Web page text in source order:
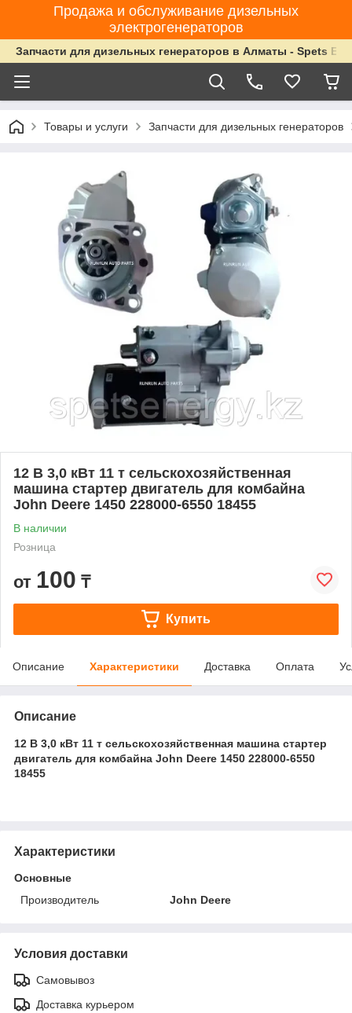
Продажа и обслуживание дизельных
электрогенераторов
Запчасти для дизельных генераторов в Алматы - Spets
Товары и услуги Запчасти для дизельных генераторов
12 В 3,0 кВт 11 т сельскохозяйственная
машина стартер двигатель для комбайна
John Deere 1450 228000-6550 18455
В наличии
Розница
от 100 ₸
Купить
Описание Характеристики Доставка Оплата
Описание
12 В 3,0 кВт 11 т сельскохозяйственная машина стартер
двигатель для комбайна John Deere 1450 228000-6550
18455
Характеристики
Основные
Производитель
John Deere
Условия доставки
Самовывоз
Доставка курьером